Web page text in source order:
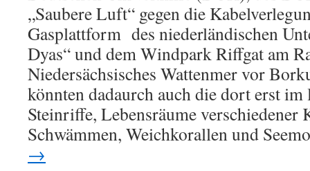
„Saubere Luft“ gegen die
Gasplattform des niederländischen
Dyas“ und dem Windpark Riffgat am
Niedersächsisches Wattenmer vor
könnten dadaurch auch die dort erst im
Steinriffe, Lebensräume verschiedener
Schwämmen, Weichkorallen und
→